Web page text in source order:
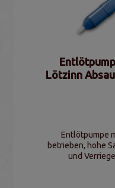
Lötzinn
Entlötpumpe
betrieben, hohe
und